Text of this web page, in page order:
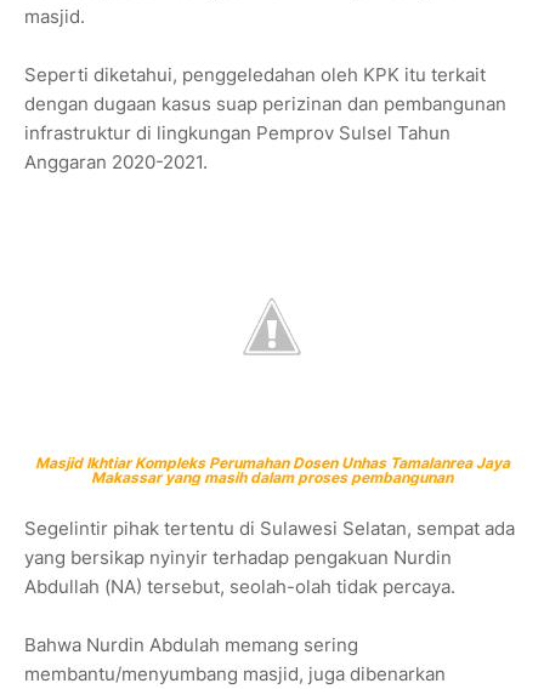
masjid.
Seperti diketahui, penggeledahan oleh KPK itu terkait
dengan dugaan kasus suap perizinan dan pembangunan
infrastruktur di lingkungan Pemprov Sulsel Tahun
Anggaran 2020-2021.
Masjid Ikhtiar Kompleks Perumahan Dosen Unhas Tamalanrea Jaya
Makassar yang masih dalam proses pembangunan
Segelintir pihak tertentu di Sulawesi Selatan, sempat ada
yang bersikap nyinyir terhadap pengakuan Nurdin
Abdullah (NA) tersebut, seolah-olah tidak percaya.
Bahwa Nurdin Abdulah memang sering
membantu/menyumbang masjid, juga dibenarkan